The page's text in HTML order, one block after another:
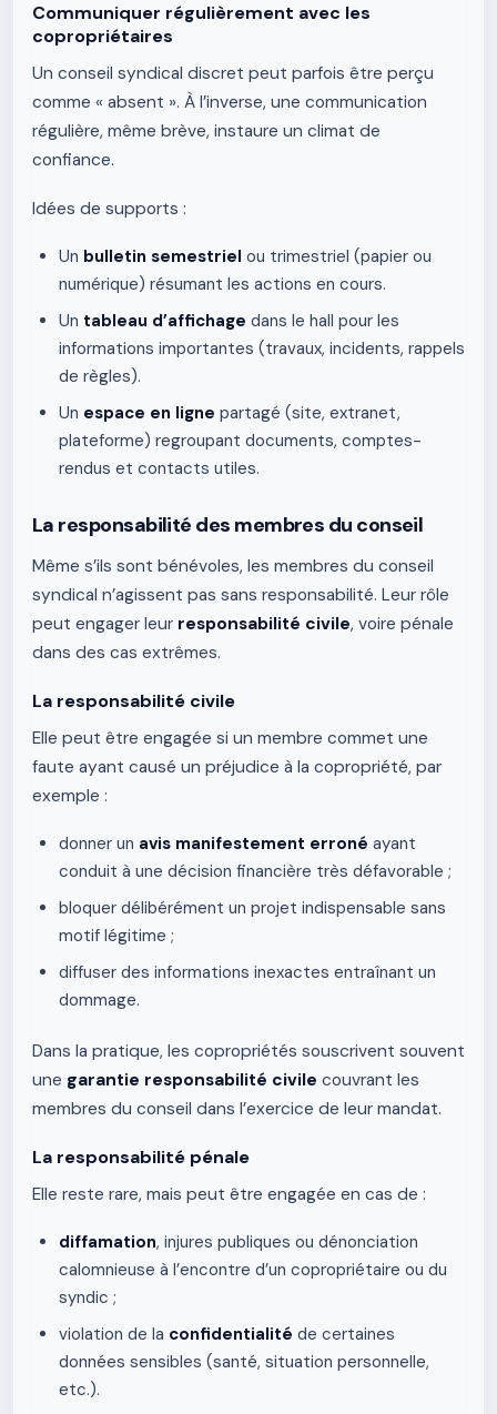
Communiquer régulièrement avec les
copropriétaires
Un conseil syndical discret peut parfois être perçu
comme « absent ». À l’inverse, une communication
régulière, même brève, instaure un climat de
confiance.
Idées de supports :
Un bulletin semestriel ou trimestriel (papier ou
numérique) résumant les actions en cours.
Un tableau d’affichage dans le hall pour les
informations importantes (travaux, incidents, rappels
de règles).
Un espace en ligne partagé (site, extranet,
plateforme) regroupant documents, comptes-
rendus et contacts utiles.
La responsabilité des membres du conseil
Même s’ils sont bénévoles, les membres du conseil
syndical n’agissent pas sans responsabilité. Leur rôle
peut engager leur responsabilité civile, voire pénale
dans des cas extrêmes.
La responsabilité civile
Elle peut être engagée si un membre commet une
faute ayant causé un préjudice à la copropriété, par
exemple :
donner un avis manifestement erroné ayant
conduit à une décision financière très défavorable ;
bloquer délibérément un projet indispensable sans
motif légitime ;
diffuser des informations inexactes entraînant un
dommage.
Dans la pratique, les copropriétés souscrivent souvent
une garantie responsabilité civile couvrant les
membres du conseil dans l’exercice de leur mandat.
La responsabilité pénale
Elle reste rare, mais peut être engagée en cas de :
diffamation, injures publiques ou dénonciation
calomnieuse à l’encontre d’un copropriétaire ou du
syndic ;
violation de la confidentialité de certaines
données sensibles (santé, situation personnelle,
etc.).